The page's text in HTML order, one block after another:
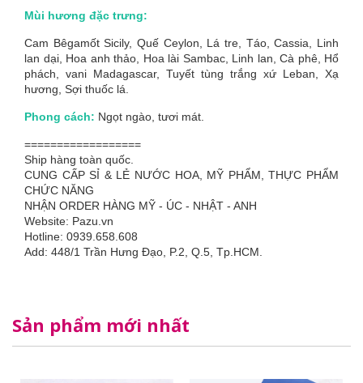
Mùi hương đặc trưng:
Cam Bêgamốt Sicily, Quế Ceylon, Lá tre, Táo, Cassia, Linh
lan dại, Hoa anh thảo, Hoa lài Sambac, Linh lan, Cà phê, Hổ
phách, vani Madagascar, Tuyết tùng trắng xứ Leban, Xạ
hương, Sợi thuốc lá.
Phong cách: Ngọt ngào, tươi mát.
==================
Ship hàng toàn quốc.
CUNG CẤP SỈ & LẺ NƯỚC HOA, MỸ PHẨM, THỰC PHẨM
CHỨC NĂNG
NHẬN ORDER HÀNG MỸ - ÚC - NHẬT - ANH
Website: Pazu.vn
Hotline: 0939.658.608
Add: 448/1 Trần Hưng Đạo, P.2, Q.5, Tp.HCM.
Sản phẩm mới nhất